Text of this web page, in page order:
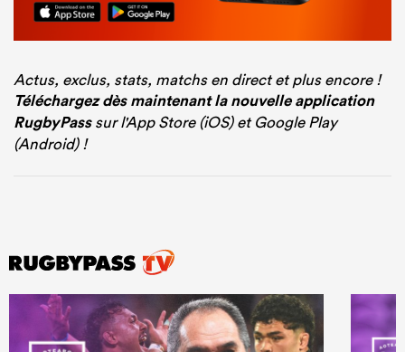
Actus, exclus, stats, matchs en direct et plus encore !
Téléchargez dès maintenant la nouvelle application
RugbyPasssur l'App Store (iOS) et Google Play
(Android) !